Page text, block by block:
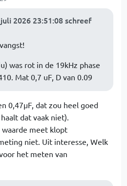
2026 23:51:08 schreef
was rot in de 19kHz phase
Mat 0,7 uF, D van 0.09
0,47µF, dat zou heel goed
dat vaak niet).
waarde meet klopt
niet. Uit interesse, Welk
het meten van